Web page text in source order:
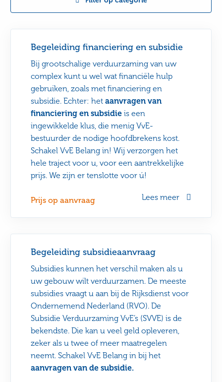
Begeleiding financiering en subsidie
Bij grootschalige verduurzaming van uw
complex kunt u wel wat financiële hulp
gebruiken, zoals met financiering en
subsidie. Echter: hetaanvragen van
financiering en subsidie is een
ingewikkelde klus, die menig VvE-
bestuurder de nodige hoofdbrekens kost.
Schakel VvE Belang in! Wij verzorgen het
hele traject voor u, voor een aantrekkelijke
prijs. We zijn er tenslotte voor ú!
Prijs op aanvraag Lees meer
Begeleiding subsidieaanvraag
Subsidies kunnen het verschil maken als u
uw gebouw wilt verduurzamen. De meeste
subsidies vraagt u aan bij de Rijksdienst voor
Ondernemend Nederland (RVO). De
Subsidie Verduurzaming VvE’s (SVVE) is de
bekendste. Die kan u veel geld opleveren,
zeker als u twee of meer maatregelen
neemt. Schakel VvE Belang in bij het
aanvragen van de subsidie.